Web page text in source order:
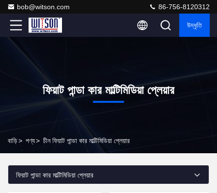
bob@witson.com 86-756-8120312
উদ্ধৃতি
ফিয়াট পান্ডা কার মাল্টিমিডিয়া প্লেয়ার
বাড়ি> পণ্য> চীন ফিয়াট পান্ডা কার মাল্টিমিডিয়া প্লেয়ার
ফিয়াট পান্ডা কার মাল্টিমিডিয়া প্লেয়ার